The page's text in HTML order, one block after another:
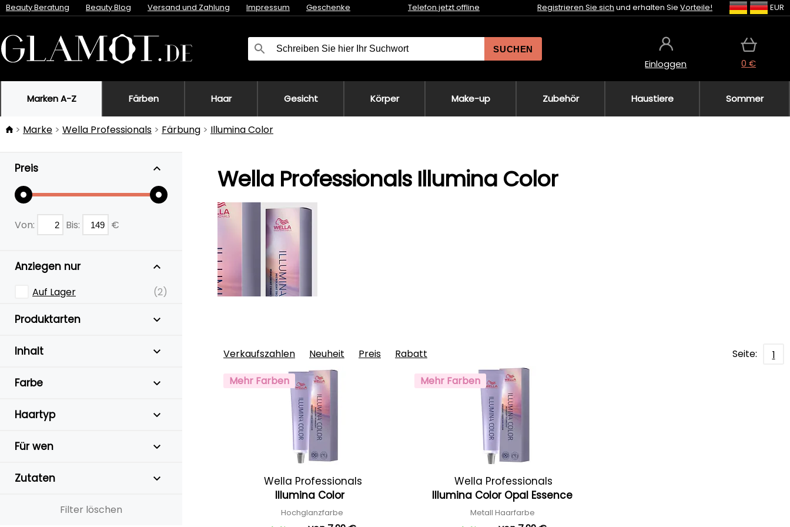
Beauty Beratung Beauty Blog Versand und Zahlung Impressum Geschenke Telefon jetzt offline Registrieren Sie sich und erhalten Sie Vorteile! EUR
SUCHEN
Einloggen 0 €
Marken A-Z Färben Haar Gesicht Körper Make-up Zubehör Haustiere Sommer
Marke Wella Professionals Färbung Illumina Color
Preis
Von: Bis: €
Anziegen nur
Auf Lager (2)
Produktarten
Inhalt
Farbe
Haartyp
Für wen
Zutaten
Filter löschen
Wella Professionals Illumina Color
Verkaufszahlen Neuheit Preis Rabatt Seite:
1
Mehr Farben
Wella Professionals
Illumina Color
Hochglanzfarbe
Mehr Farben
Wella Professionals
Illumina Color Opal Essence
Metall Haarfarbe